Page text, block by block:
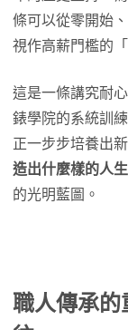
條可以從零開始
視作高薪門檻的
這是一條講究耐
錶學院的系統訓
正一步步培養出
造出什麼樣的人
的光明藍圖。
職人傳承的